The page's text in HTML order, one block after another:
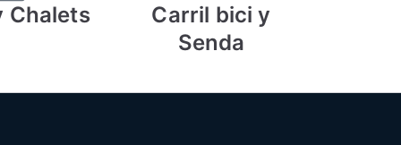
Chalets
Carril bici y
Senda